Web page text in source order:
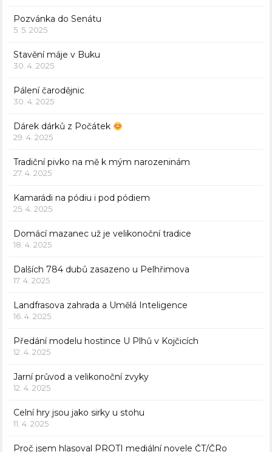
Pozvánka do Senátu
5. 5. 2025
Stavění máje v Buku
30. 4. 2025
Pálení čarodějnic
30. 4. 2025
Dárek dárků z Počátek
29. 4. 2025
Tradiční pivko na mě k mým narozeninám
27. 4. 2025
Kamarádi na pódiu i pod pódiem
25. 4. 2025
Domácí mazanec už je velikonoční tradice
18. 4. 2025
Dalších 784 dubů zasazeno u Pelhřimova
17. 4. 2025
Landfrasova zahrada a Umělá Inteligence
16. 4. 2025
Předání modelu hostince U Plhů v Kojčicích
12. 4. 2025
Jarní průvod a velikonoční zvyky
12. 4. 2025
Celní hry jsou jako sirky u stohu
11. 4. 2025
Proč jsem hlasoval PROTI mediální novele ČT/ČRo